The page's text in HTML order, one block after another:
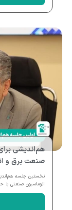
هم‌اندیشی
صنعت برق و
نخستین جلسه
اتوماسیون صنعتی با